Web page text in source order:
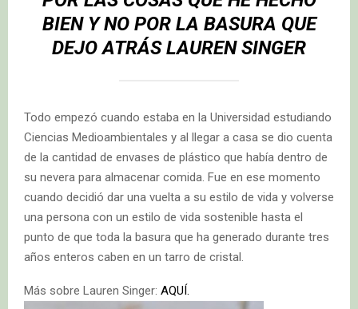
BIEN Y NO POR LA BASURA QUE
DEJO ATRÁSLAUREN SINGER
Todo empezó cuando estaba en la Universidad estudiando
Ciencias Medioambientales y al llegar a casa se dio cuenta
de la cantidad de envases de plástico que había dentro de
su nevera para almacenar comida. Fue en ese momento
cuando decidió dar una vuelta a su estilo de vida y volverse
una persona con un estilo de vida sostenible hasta el
punto de que toda la basura que ha generado durante tres
años enteros caben en un tarro de cristal.
Más sobre Lauren Singer: AQUÍ.